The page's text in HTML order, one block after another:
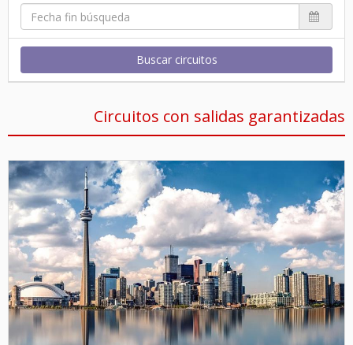
Buscar circuitos
Circuitos con salidas garantizadas